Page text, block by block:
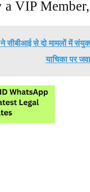
a VIP Member,
ने सीबीआई से दो मामलों में
याचिका पर